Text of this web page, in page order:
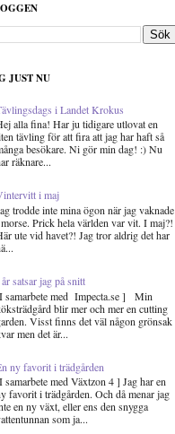
JUST NU
i Landet Krokus
alla fina! Har ju tidigare utlovat en
tävling för att fira att jag har haft så
besökare. Ni gör min dag! :) Nu
räknare...
i maj
trodde inte mina ögon när jag vaknade
Prick hela världen var vit. I maj?!
ute vid havet?! Jag tror aldrig det har
satsar jag på snitt
samarbete med Impecta.se ] Min
blir mer och mer en cutting
Visst finns det väl någon grönsak
men det är...
ny favorit i trädgården
samarbete med Växtzon 4 ] Jag har en
favorit i trädgården. Och då menar jag
en ny växt, eller ens den snygga
som ja...